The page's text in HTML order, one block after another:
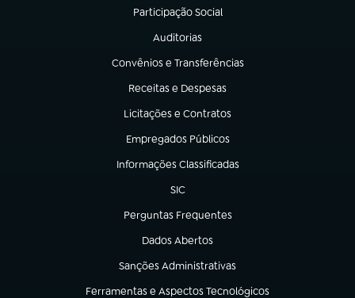
Participação Social
(abre em nova aba)
Auditorias
(abre em nova aba)
Convênios e Transferências
(abre em nova aba)
Receitas e Despesas
(abre em nova aba)
Licitações e Contratos
(abre em nova aba)
Empregados Públicos
(abre em nova aba)
Informações Classificadas
(abre em nova aba)
SIC
(abre em nova aba)
Perguntas Frequentes
(abre em nova aba)
Dados Abertos
(abre em nova aba)
Sanções Administrativas
(abre em nova aba)
Ferramentas e Aspectos Tecnológicos